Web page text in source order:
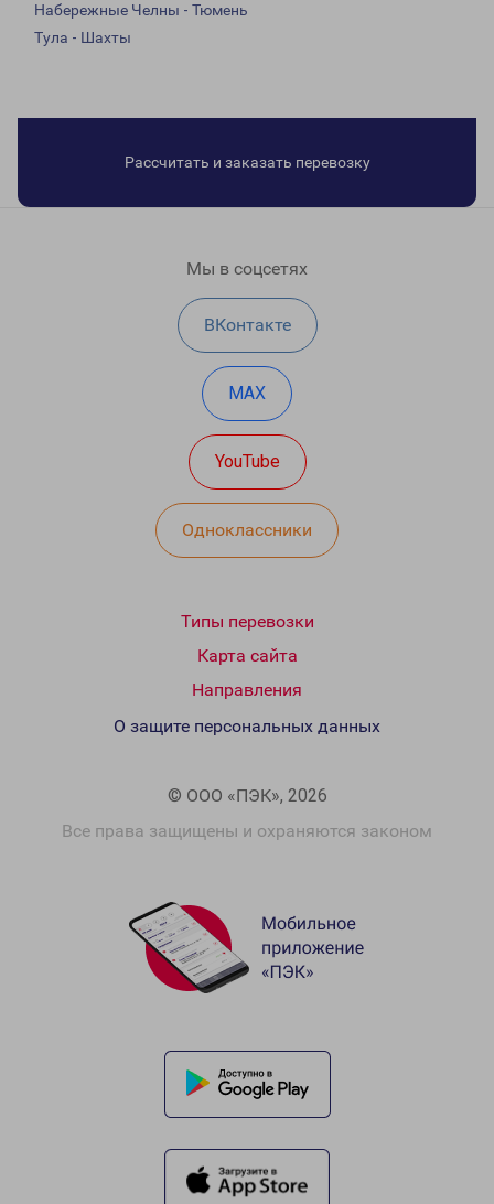
Набережные Челны - Тюмень
Тула - Шахты
Рассчитать и заказать перевозку
Мы в соцсетях
ВКонтакте
MAX
YouTube
Одноклассники
Типы перевозки
Карта сайта
Направления
© ООО «ПЭК», 2026
Все права защищены и охраняются законом
О защите персональных данных